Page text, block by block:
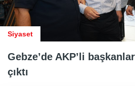
Siyaset
Gebze’de AKP’li
çıktı